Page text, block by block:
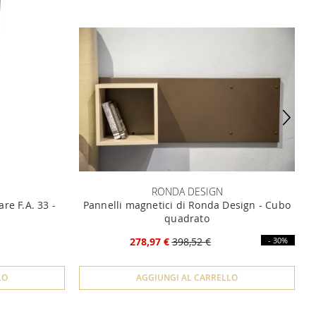
F.A. 33 -
RONDA DESIGN
Pannelli magnetici di Ronda Design - Cubo
quadrato
278,97 € 398,52 € - 30%
AGGIUNGI AL CARRELLO